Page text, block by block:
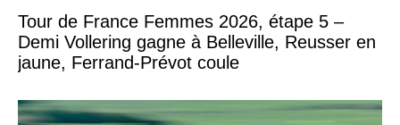
Tour de France Femmes 2026, étape 5 –
Demi Vollering gagne à Belleville, Reusser en
jaune, Ferrand-Prévot coule